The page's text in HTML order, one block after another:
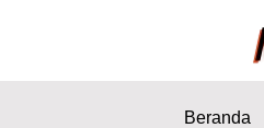
Beranda